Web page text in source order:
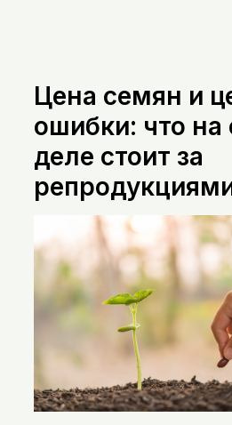
Цена семян и
ошибки: что
деле стоит за